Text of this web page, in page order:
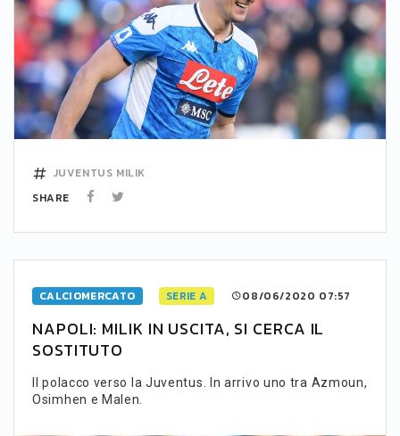
JUVENTUS MILIK
SHARE
CALCIOMERCATO SERIE A 08/06/2020 07:57
NAPOLI: MILIK IN USCITA, SI CERCA IL
SOSTITUTO
Il polacco verso la Juventus. In arrivo uno tra Azmoun,
Osimhen e Malen.